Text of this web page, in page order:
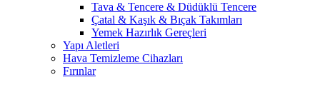
Tava & Tencere & Düdüklü Tencere
Çatal & Kaşık & Bıçak Takımları
Yemek Hazırlık Gereçleri
Yapı Aletleri
Hava Temizleme Cihazları
Fırınlar